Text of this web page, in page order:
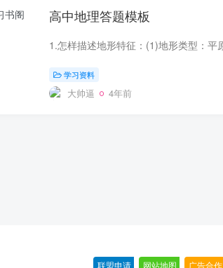
高中地理答题模板
学习资料
大帅逼 4年前
联盟申请 网站地图 广告合作